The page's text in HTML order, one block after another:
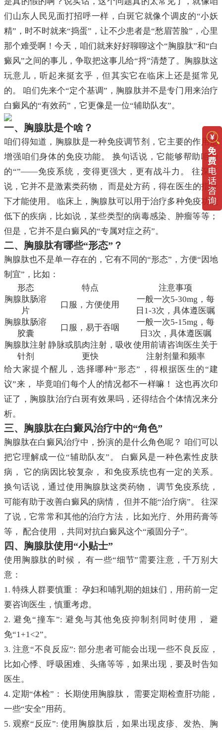
们山东人民见面打招呼一样，白斑它就像个调皮的“小妖
精”，时不时就来“捣蛋”，让不少患者是“愁眉苦脸”，心里
那个难受啊！今天，咱们就来好好聊聊这个“胸腺肽”和“白
癜风”之间的事儿，争取把这事儿给“捋”清楚了。胸腺肽这
玩意儿，听起来挺玄乎，但其实它在临床上还是挺常见
的。 咱们先来个“定个基调”，胸腺肽并不是专门用来治疗
白癜风的“有效药”，它更像是一位“辅助队友”。
一、胸腺肽是个啥？
咱们得知道，胸腺肽是一种免疫调节剂，它主要的作用是
增强咱们身体的免疫功能。 换句话说，它能够帮助咱们
的“”——免疫系统，变得更强大，更有战斗力。 往深了
说，它并不是激素类药物， 而是处方药，得在医生的指导
下才能使用。 临床上，胸腺肽可以用于治疗多种免疫功能
低下的疾病，比如说，某些类型的病毒感染、肿瘤等等；
但是，它并不是白癜风的“专属对症之药”。
二、胸腺肽有哪些“形态”？
胸腺肽也不是单一存在的，它有不同的“形态”，方便“因地
制宜”，比如：
形态
特点
注意事项
胸腺肽肠溶
片
口服，方便使用
一般一次5-30mg，每
日1-3次，具体遵医嘱
胸腺肽肠溶
胶囊
口服，易于吞咽
一般一次5-15mg，每
日3次，具体遵医嘱
胸腺肽注射
针剂
静脉或肌肉注射，吸收
更快
使用前请咨询医生关于
注射剂量和频率
给大家提个醒儿，选择哪种“形态”，得根据医生的“建
议”来， 毕竟咱们每个人的情况都不一样嘛！ 这也再次印
证了，胸腺肽治疗白斑有效果吗，还得结合个体情况来分
析。
三、胸腺肽在白癜风治疗中的“角色”
胸腺肽在白癜风治疗中，扮演的是什么角色呢？ 咱们可以
把它理解成一位“辅助队友”。 白癜风是一种色素性皮肤
病， 它的病因比较复杂， 和免疫系统也有一定的关系。
换句话说，通过使用胸腺肽这类药物， 调节免疫系统，
可能有助于改善白癜风的病情， 但并不能“治疗病”。 往深
了说，它常常和其他的治疗方法， 比如光疗、外用药膏等
等， 配合使用 ，共同对抗白癜风这个“顽固分子”。
四、胸腺肽使用“小贴士”
使用胸腺肽的时候， 有一些“细节”需要注意，千万别大
意：
1. 特殊人群要慎重： 孕妇和哺乳期的姐妹们，用药前一定
要咨询医生，慎重考虑。
2. 避免“撞车”: 避免与其他免疫抑制剂同时使用， 避
免“1+1<2”。
3. 注意“不良反应”: 部分患者可能会出现一些不良反应，
比如心悸、呼吸困难、头痛等等，如果出现，要及时告知
医生。
4. 定期“体检”： 长期使用胸腺肽， 需要定期检查肝功能，
一些“安全”用药。
5. 观察“反应”: 使用胸腺肽后，如果出现皮疹、发热、胸